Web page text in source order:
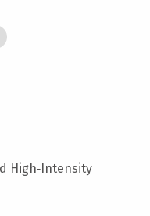
High‑Intensity